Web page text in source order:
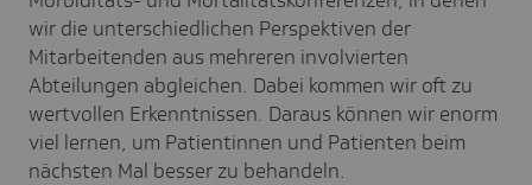
wir die unterschiedlichen Perspektiven der
Mitarbeitenden aus mehreren involvierten
Abteilungen abgleichen. Dabei kommen wir oft zu
wertvollen Erkenntnissen. Daraus können wir enorm
viel lernen, um Patientinnen und Patienten beim
nächsten Mal besser zu behandeln.